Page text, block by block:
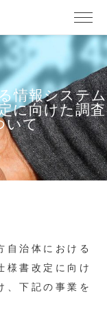
情報システム
に向けた調査
いて
自治体における
様書改定に向け
、下記の事業を